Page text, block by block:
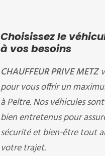
Choisissez le
à vos besoins
CHAUFFEUR PRIVE METZ
pour vous offrir un
à Peltre. Nos véhicules
bien entretenus pour
sécurité et bien-être tout
votre trajet.